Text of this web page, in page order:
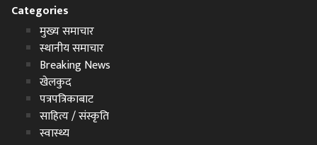
Categories
मुख्य समाचार
स्थानीय समाचार
Breaking News
खेलकुद
पत्रपत्रिकाबाट
साहित्य / संस्कृति
स्वास्थ्य